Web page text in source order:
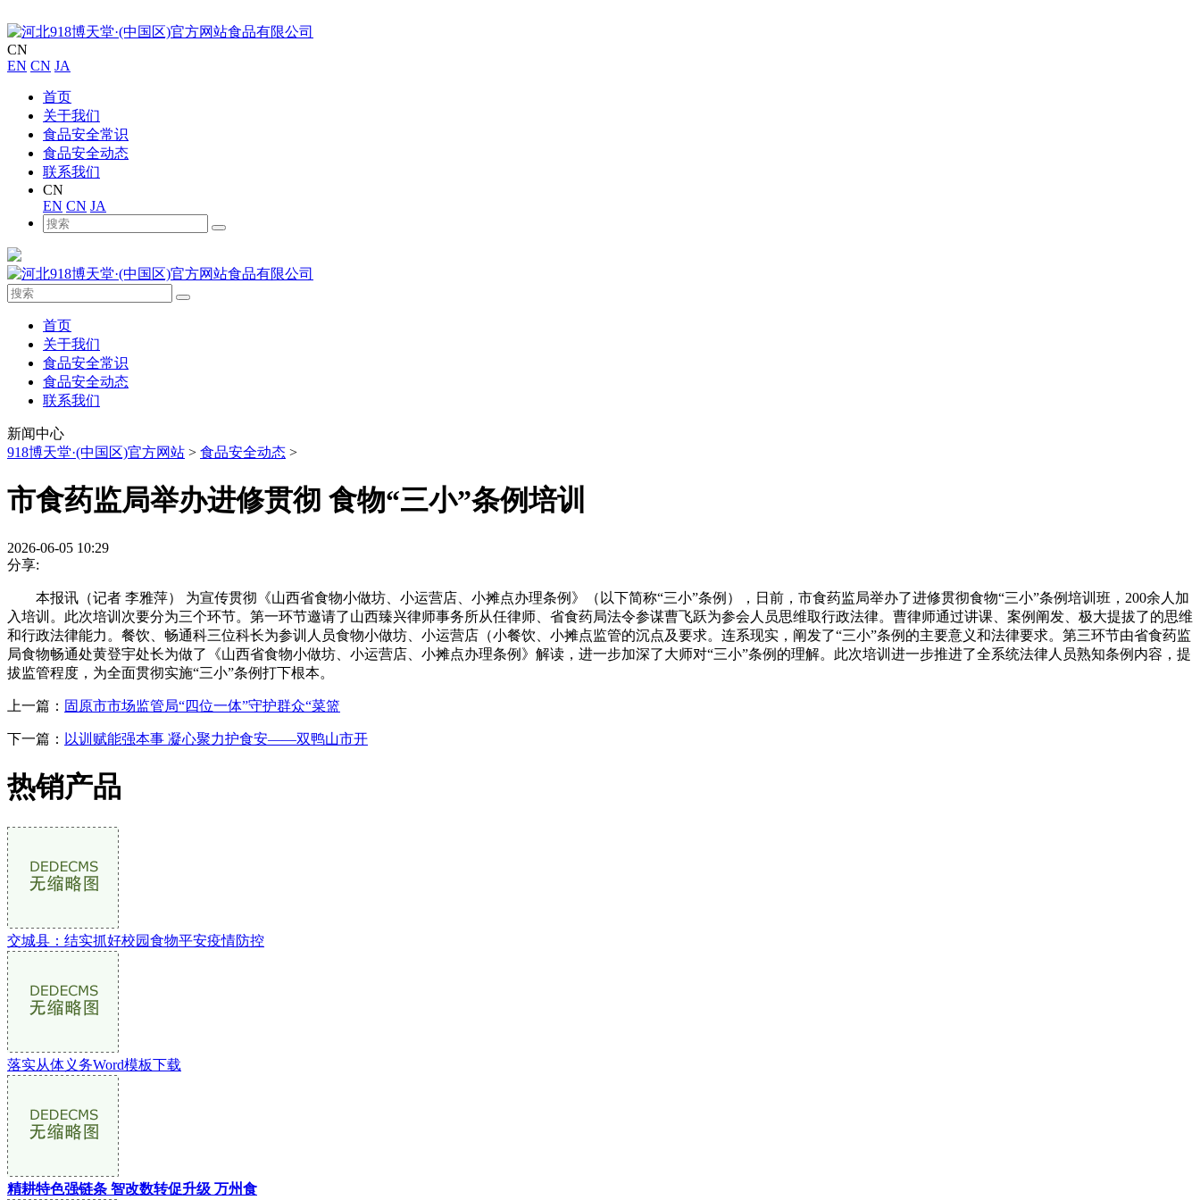
CN
EN CN JA
首页
关于我们
食品安全常识
食品安全动态
联系我们
CN
EN CN JA
首页
关于我们
食品安全常识
食品安全动态
联系我们
新闻中心
918博天堂·(中国区)官方网站 > 食品安全动态 >
市食药监局举办进修贯彻 食物“三小”条例培训
2026-06-05 10:29
分享:
本报讯（记者 李雅萍） 为宣传贯彻《山西省食物小做坊、小运营店、小摊点办理条例》（以下简称“三小”条例），日前，市食药监局举办了进修贯彻食物“三小”条例培训班，200余人加
入培训。此次培训次要分为三个环节。第一环节邀请了山西臻兴律师事务所从任律师、省食药局法令参谋曹飞跃为参会人员思维取行政法律。曹律师通过讲课、案例阐发、极大提拔了的思维
和行政法律能力。餐饮、畅通科三位科长为参训人员食物小做坊、小运营店（小餐饮、小摊点监管的沉点及要求。连系现实，阐发了“三小”条例的主要意义和法律要求。第三环节由省食药监
局食物畅通处黄登宇处长为做了《山西省食物小做坊、小运营店、小摊点办理条例》解读，进一步加深了大师对“三小”条例的理解。此次培训进一步推进了全系统法律人员熟知条例内容，提
拔监管程度，为全面贯彻实施“三小”条例打下根本。
上一篇： 固原市市场监管局“四位一体”守护群众“菜篮
下一篇： 以训赋能强本事 凝心聚力护食安——双鸭山市开
热销产品
交城县：结实抓好校园食物平安疫情防控
落实从体义务Word模板下载
精耕特色强链条 智改数转促升级 万州食